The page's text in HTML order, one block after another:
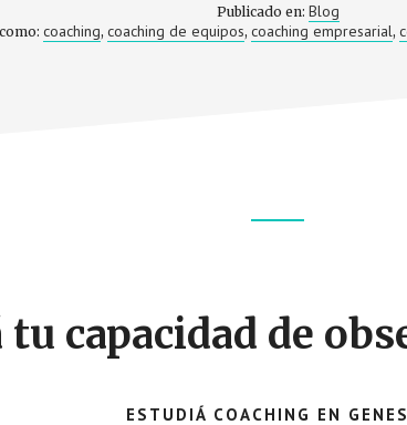
Publicado en: Blog
coaching, coaching de equipos, coaching empresarial,
capacidad de
ESTUDIÁ COACHING EN